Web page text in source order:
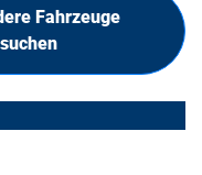
Fahrzeuge